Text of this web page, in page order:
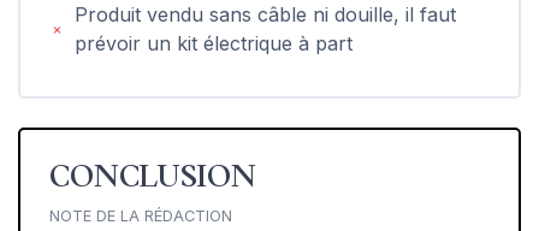
Produit vendu sans câble ni douille, il faut
prévoir un kit électrique à part
CONCLUSION
NOTE DE LA RÉDACTION